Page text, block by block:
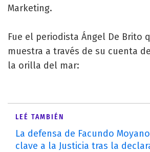
Marketing.
Fue el periodista Ángel De Brito
muestra a través de su cuenta
la orilla del mar:
LEÉ TAMBIÉN
La defensa de Facundo
clave a la Justicia tras la